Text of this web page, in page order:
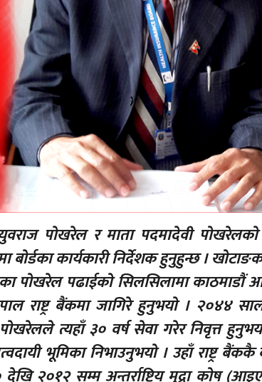
पोखरेल र माता पदमादेवी
कार्यकारी निर्देशक हुनुहुन्छ ।
पोखरेल पढाईको सिलसिलामा काठमाडौं
राष्ट्र बैंकमा जागिरे हुनुभयो । २०४४
त्यहाँ ३० वर्ष सेवा गरेर निवृत्त
भूमिका निभाउनुभयो । उहाँ राष्ट्र बैंककै